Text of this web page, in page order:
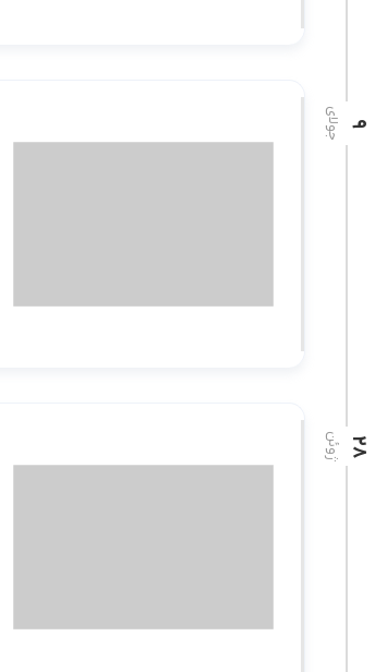
9 جولای
28 ژوئن